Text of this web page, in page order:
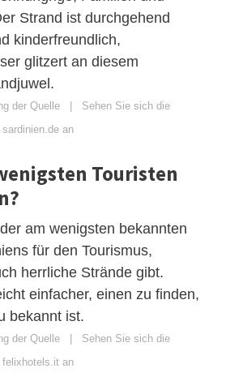
Strand ist durchgehend
kinderfreundlich,
glitzert an diesem
der Quelle | Sehen Sie sich die
an
Touristen
am wenigsten bekannten
für den Tourismus,
herrliche Strände gibt.
einfacher, einen zu finden,
bekannt ist.
der Quelle | Sehen Sie sich die
an